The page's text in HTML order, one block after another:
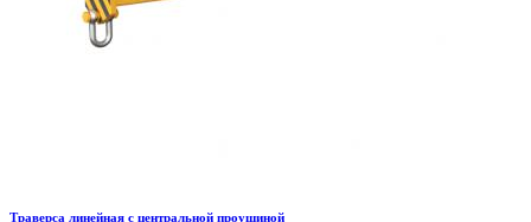
Траверса линейная с центральной проушиной